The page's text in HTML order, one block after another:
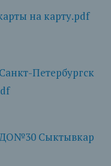
на карту.pdf
Петербургск
Сыктывкар